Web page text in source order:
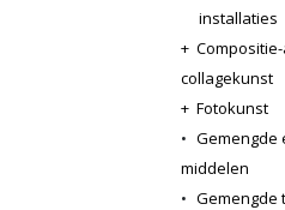
installaties
+
collagekunst
+ Fotokunst
• Gemengde
middelen
• Gemengde